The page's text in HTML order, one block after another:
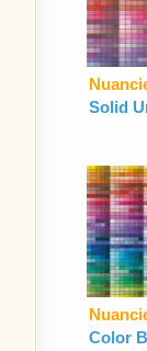
Solid
Color